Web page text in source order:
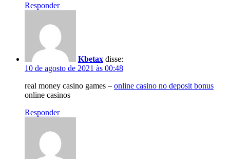
Responder
Kbetax disse:
10 de agosto de 2021 às 00:48
real money casino games – online casino no deposit bonus
online casinos
Responder